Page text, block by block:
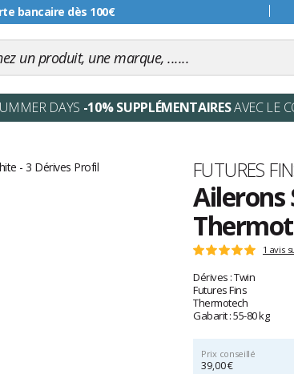
DAYS -10% SUPPLÉMENTAIRESAVEC LE
Marque
FUTURES
Ailerons
Les
clients
Note
:
5
sur
5
1 avis
Dérives : Twin
Futures Fins
Thermotech
Gabarit : 55-80 kg
Prix conseillé
39,00 €